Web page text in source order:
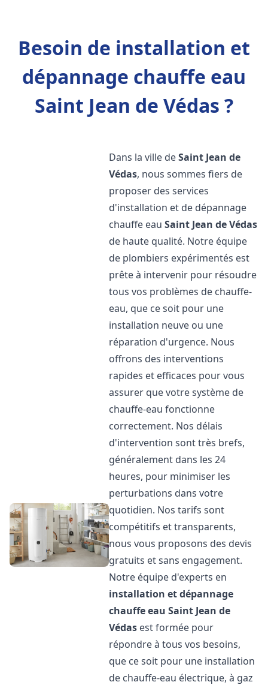
Besoin de installation et
dépannage chauffe eau
Saint Jean de Védas ?
Dans la ville deSaint Jean de
Védas, nous sommes fiers de
proposer des services
d'installation et de dépannage
chauffe eauSaint Jean de Védas
de haute qualité. Notre équipe
de plombiers expérimentés est
prête à intervenir pour résoudre
tous vos problèmes de chauffe-
eau, que ce soit pour une
installation neuve ou une
réparation d'urgence. Nous
offrons des interventions
rapides et efficaces pour vous
assurer que votre système de
chauffe-eau fonctionne
correctement. Nos délais
d'intervention sont très brefs,
généralement dans les 24
heures, pour minimiser les
perturbations dans votre
quotidien. Nos tarifs sont
compétitifs et transparents,
nous vous proposons des devis
gratuits et sans engagement.
Notre équipe d'experts en
installation et dépannage
chauffe eau Saint Jean de
Védas est formée pour
répondre à tous vos besoins,
que ce soit pour une installation
de chauffe-eau électrique, à gaz